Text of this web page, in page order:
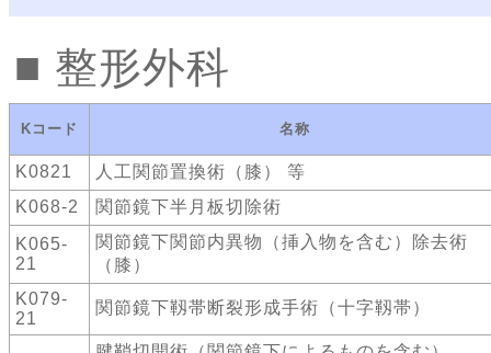
整形外科
Kコード 名称
K0821
人工関節置換術（膝） 等
K068-2
関節鏡下半月板切除術
K065-
21
関節鏡下関節内異物（挿入物を含む）除去術
（膝）
K079-
21
関節鏡下靱帯断裂形成手術（十字靱帯）